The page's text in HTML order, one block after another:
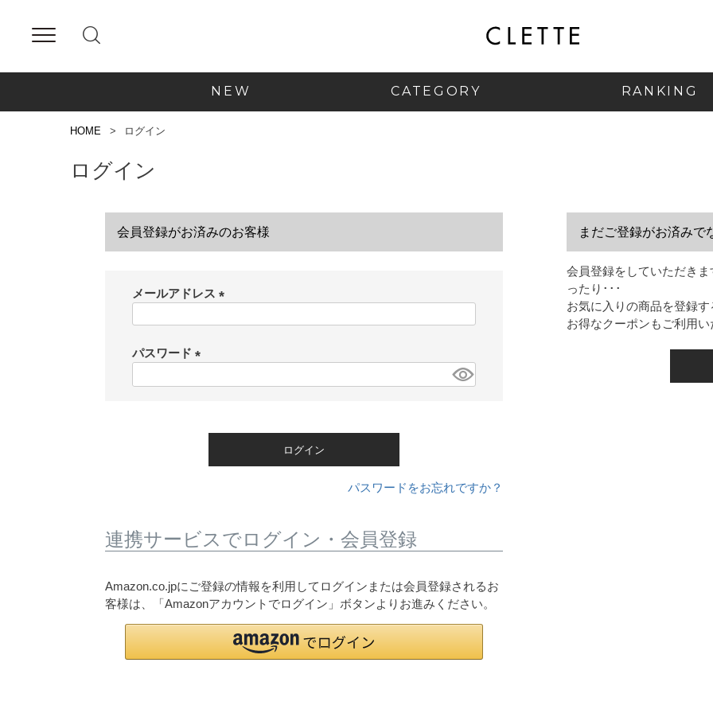
NEW CATEGORY RANKING
HOME ログイン
ログイン
会員登録がお済みのお客様
メールアドレス
パスワード
ログイン
パスワードをお忘れですか？
連携サービスでログイン・会員登録
Amazon.co.jpにご登録の情報を利用してログインまたは会員登録されるお
客様は、「Amazonアカウントでログイン」ボタンよりお進みください。
まだご登録がお済みで
会員登録をしていただき
ったり･･･
お気に入りの商品を登録
お得なクーポンもご利用